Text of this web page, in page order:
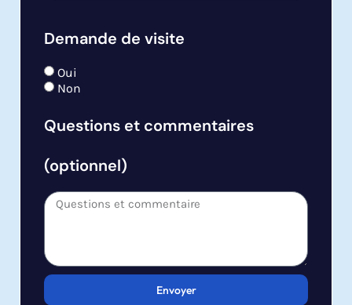
Demande de visite
Oui
Non
Questions et commentaires
(optionnel)
Envoyer